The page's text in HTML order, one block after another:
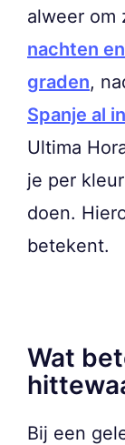
alweer om
nachten
graden,
Spanje al
Ultima
je per
doen.
betekent.
Wat
Bij een